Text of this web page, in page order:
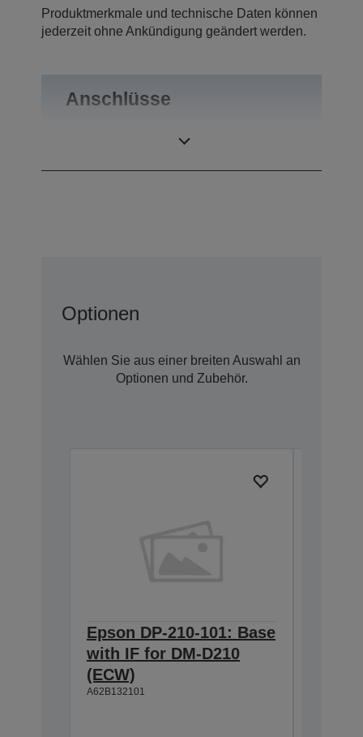
Produktmerkmale und technische Daten können
jederzeit ohne Ankündigung geändert werden.
Anschlüsse
Optionen
Wählen Sie aus einer breiten Auswahl an
Optionen und Zubehör.
Epson DP-210-101: Base
with IF for DM-D210
(ECW)
A62B132101